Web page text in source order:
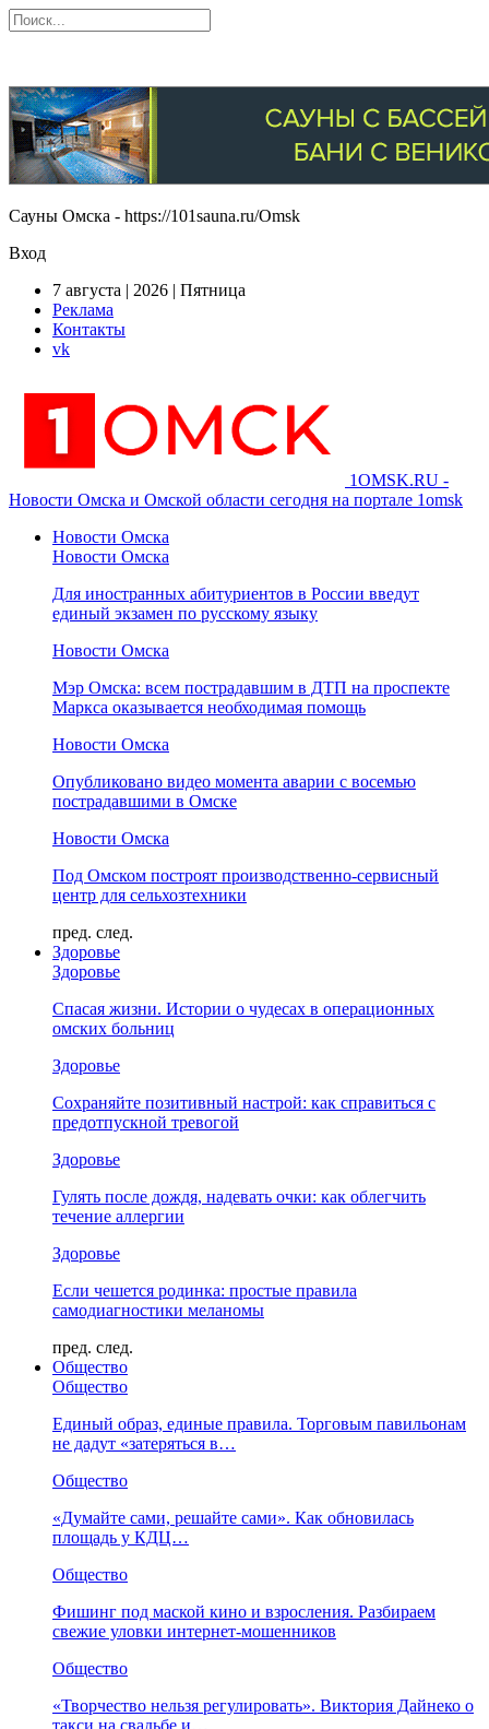
Сауны Омска - https://101sauna.ru/Omsk
Вход
7 августа | 2026 | Пятница
Реклама
Контакты
vk
1OMSK.RU -
Новости Омска и Омской области сегодня на портале 1omsk
Новости Омска
Новости Омска
Для иностранных абитуриентов в России введут
единый экзамен по русскому языку
Новости Омска
Мэр Омска: всем пострадавшим в ДТП на проспекте
Маркса оказывается необходимая помощь
Новости Омска
Опубликовано видео момента аварии с восемью
пострадавшими в Омске
Новости Омска
Под Омском построят производственно-сервисный
центр для сельхозтехники
пред. след.
Здоровье
Здоровье
Спасая жизни. Истории о чудесах в операционных
омских больниц
Здоровье
Сохраняйте позитивный настрой: как справиться с
предотпускной тревогой
Здоровье
Гулять после дождя, надевать очки: как облегчить
течение аллергии
Здоровье
Если чешется родинка: простые правила
самодиагностики меланомы
пред. след.
Общество
Общество
Единый образ, единые правила. Торговым павильонам
не дадут «затеряться в…
Общество
«Думайте сами, решайте сами». Как обновилась
площадь у КДЦ…
Общество
Фишинг под маской кино и взросления. Разбираем
свежие уловки интернет-мошенников
Общество
«Творчество нельзя регулировать». Виктория Дайнеко о
такси на свадьбе и…